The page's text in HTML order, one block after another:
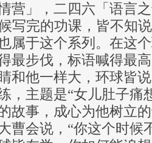
营」，二四六「语言
写完的功课，皆不知
属于这个系列。在这
最步伐，标语喊得最
和他一样大，环球皆
，主题是“女儿肚子痛
故事，成心为他树立
曹会说，“你这个时候